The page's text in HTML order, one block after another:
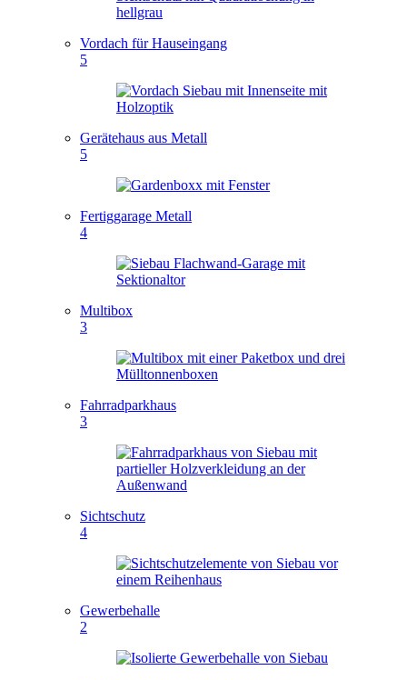
Vordach für Hauseingang
5
Gerätehaus aus Metall
5
Fertiggarage Metall
4
Multibox
3
Fahrradparkhaus
3
Sichtschutz
4
Gewerbehalle
2